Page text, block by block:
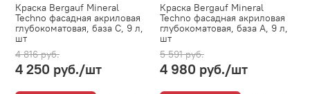
Краска Bergauf Mineral
Techno фасадная акриловая
глубокоматовая, база C, 9 л,
шт
4 816 руб.
4 250 руб./шт
Краска Bergauf Mineral
Techno фасадная акриловая
глубокоматовая, база А, 9 л,
шт
5 591 руб.
4 980 руб./шт